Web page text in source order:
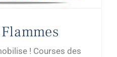
! Courses des